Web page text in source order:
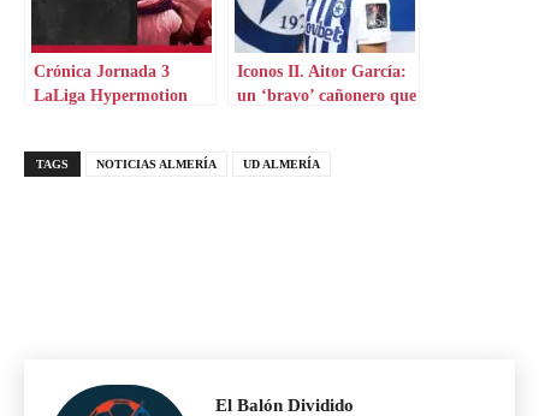
Crónica Jornada 3
LaLiga Hypermotion
Iconos II. Aitor García:
un ‘bravo’ cañonero que
TAGS NOTICIAS ALMERÍA UD ALMERÍA
El Balón Dividido